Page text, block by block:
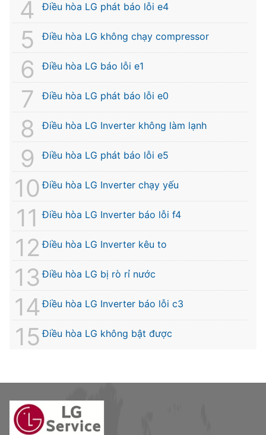
Điều hòa LG phát báo lỗi e4
Điều hòa LG không chạy compressor
Điều hòa LG báo lỗi e1
Điều hòa LG phát báo lỗi e0
Điều hòa LG Inverter không làm lạnh
Điều hòa LG phát báo lỗi e5
Điều hòa LG Inverter chạy yếu
Điều hòa LG Inverter báo lỗi f4
Điều hòa LG Inverter kêu to
Điều hòa LG bị rò rỉ nước
Điều hòa LG Inverter báo lỗi c3
Điều hòa LG không bật được